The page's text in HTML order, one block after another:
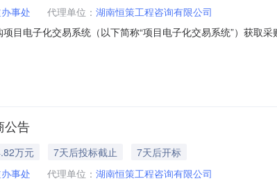
事处 代理单位： 湖南恒策工程咨询有限公司
目电子化交易系统（以下简称“项目电子化交易系统”）获取
本项目（是/否）接受联合体投标：采购包1：不接受联合体
公告
万元 7天后投标截止
7天后开标
事处 代理单位： 湖南恒策工程咨询有限公司